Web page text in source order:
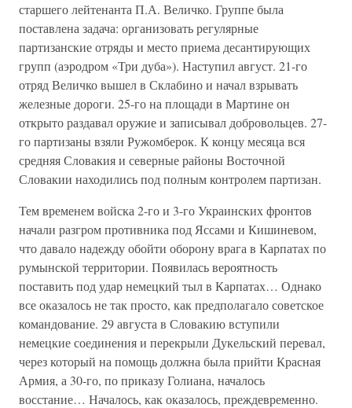
старшего лейтенанта П.А. Величко. Группе была
поставлена задача: организовать регулярные
партизанские отряды и место приема десантирующих
групп (аэродром «Три дуба»). Наступил август. 21-го
отряд Величко вышел в Склабино и начал взрывать
железные дороги. 25-го на площади в Мартине он
открыто раздавал оружие и записывал добровольцев. 27-
го партизаны взяли Ружомберок. К концу месяца вся
средняя Словакия и северные районы Восточной
Словакии находились под полным контролем партизан.
Тем временем войска 2-го и 3-го Украинских фронтов
начали разгром противника под Яссами и Кишиневом,
что давало надежду обойти оборону врага в Карпатах по
румынской территории. Появилась вероятность
поставить под удар немецкий тыл в Карпатах… Однако
все оказалось не так просто, как предполагало советское
командование. 29 августа в Словакию вступили
немецкие соединения и перекрыли Дукельский перевал,
через который на помощь должна была прийти Красная
Армия, а 30-го, по приказу Голиана, началось
восстание… Началось, как оказалось, преждевременно.